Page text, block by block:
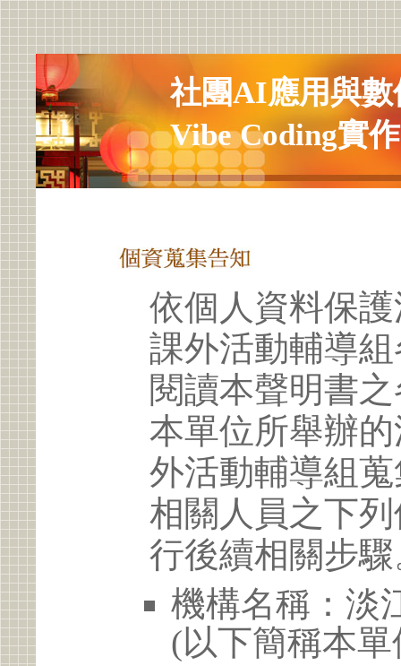
社團AI應用與
Vibe Coding實
依個人資料保
課外活動輔導
閱讀本聲明書
本單位所舉辦
外活動輔導組
相關人員之下
行後續相關步
機構名稱：淡
(以下簡稱本單